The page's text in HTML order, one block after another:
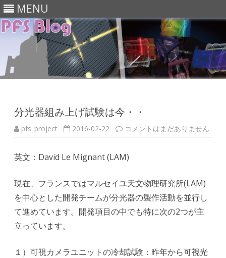
MENU
分光器組み上げ試験は今・・
pfs_project 2016-02-22 分
光
み
上
試
験
は
今・・
の
コメントはまだありません
英文：David Le Mignant (LAM)
現在、フランスではマルセイユ天文物理研究所(LAM)
を中心とした開発チームが分光器の製作活動を並行し
て進めています。開発項目の中でも特に次の2つが主
立っています。
１）可視カメラユニットの冷却試験：昨年から可視光